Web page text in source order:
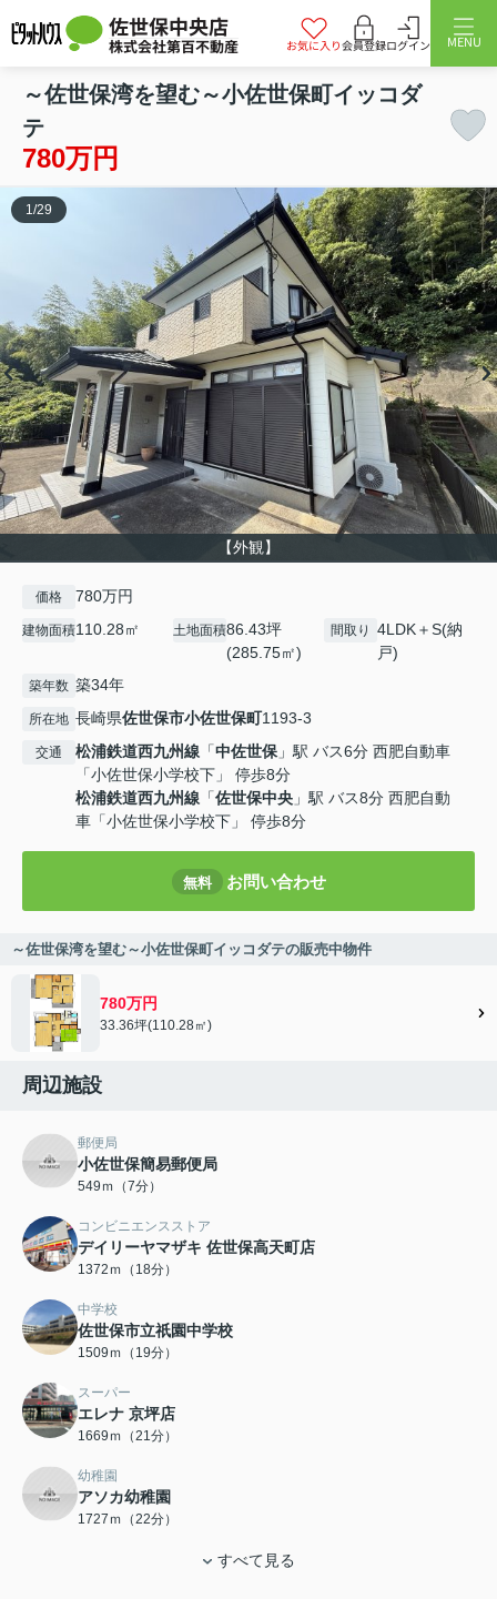
佐世保中央店
株式会社第百不動産 お気に入り会員登録ログイン MENU
～佐世保湾を望む～小佐世保町イッコダ
テ
780万円
【外観】
1 /29
価格 780万円
建物面積110.28㎡ 土地面積86.43坪
(285.75㎡)
間取り
4LDK＋S(納
戸)
築年数 築34年
所在地 長崎県佐世保市小佐世保町1193-3
交通 松浦鉄道西九州線 「中佐世保 」駅 バス6分 西肥自動車
「小佐世保小学校下」 停歩8分
松浦鉄道西九州線 「佐世保中央 」駅 バス8分 西肥自動
車「小佐世保小学校下」 停歩8分
無料 お問い合わせ
～佐世保湾を望む～小佐世保町イッコダテの販売中物件
780万円
33.36坪(110.28㎡)
周辺施設
郵便局
小佐世保簡易郵便局
549ｍ（7分）
コンビニエンスストア
デイリーヤマザキ 佐世保高天町店
1372ｍ（18分）
中学校
佐世保市立祇園中学校
1509ｍ（19分）
スーパー
エレナ 京坪店
1669ｍ（21分）
幼稚園
アソカ幼稚園
1727ｍ（22分）
すべて見る